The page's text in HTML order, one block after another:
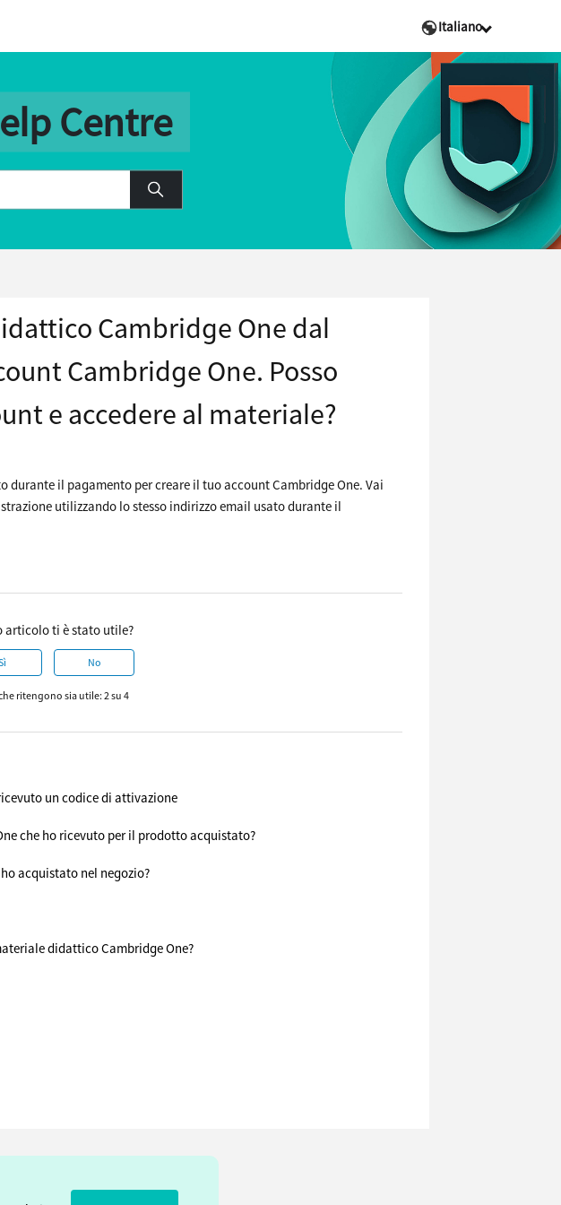
Italiano
Centre
Cambridge One dal
Cambridge One. Posso
e accedere al materiale?
durante il pagamento per creare il tuo account Cambridge One. Vai
utilizzando lo stesso indirizzo email usato durante il
articolo ti è stato utile?
No
ritengono sia utile: 2 su 4
un codice di attivazione
che ho ricevuto per il prodotto acquistato?
acquistato nel negozio?
didattico Cambridge One?